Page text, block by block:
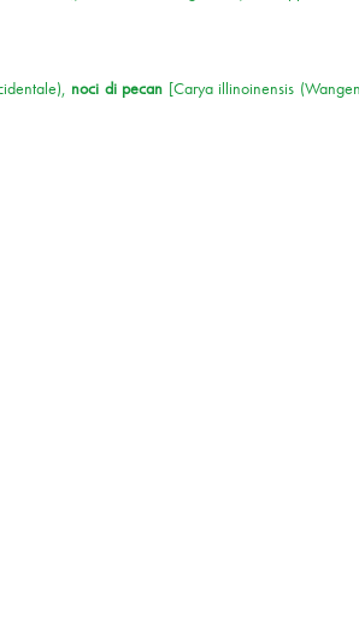
noci di pecan [Carya illinoinensis